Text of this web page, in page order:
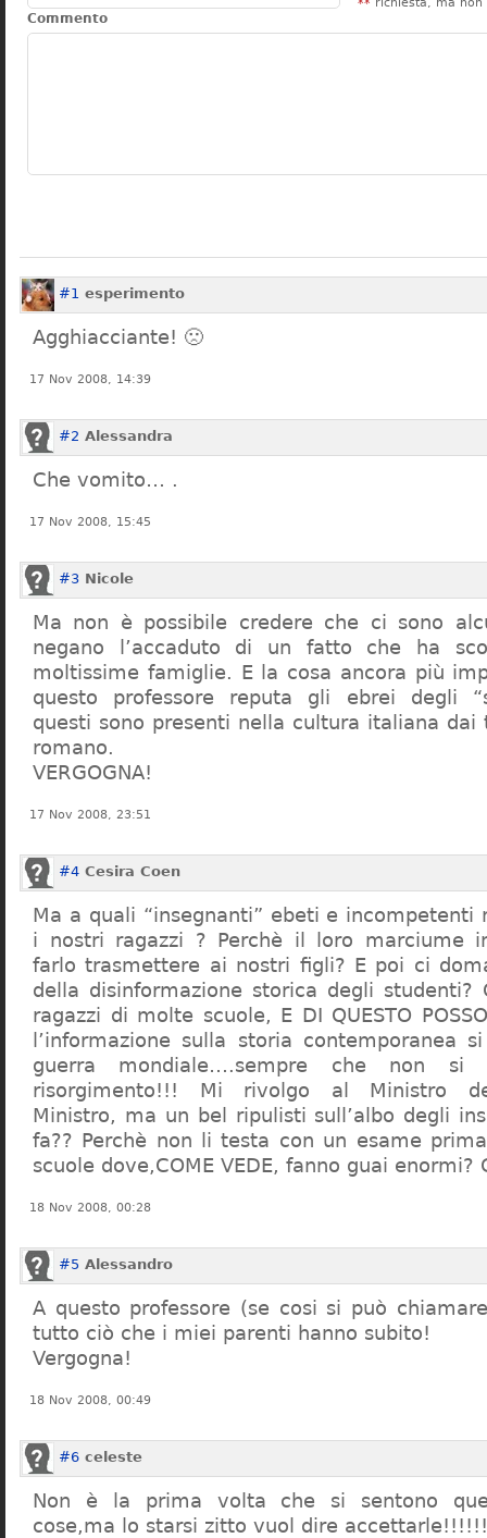
Commento
#1 esperimento
Agghiacciante! 🙁
17 Nov 2008, 14:39
#2 Alessandra
Che vomito… .
17 Nov 2008, 15:45
#3 Nicole
Ma non è possibile credere che ci sono
negano l’accaduto di un fatto che ha
moltissime famiglie. E la cosa ancora più
questo professore reputa gli ebrei degli
questi sono presenti nella cultura italiana dai
romano.
VERGOGNA!
17 Nov 2008, 23:51
#4 Cesira Coen
Ma a quali “insegnanti” ebeti e
i nostri ragazzi ? Perchè il loro marciume
farlo trasmettere ai nostri figli? E poi ci
della disinformazione storica degli
ragazzi di molte scuole, E DI QUESTO POSSO
l’informazione sulla storia contemporanea
guerra mondiale….sempre che non
risorgimento!!! Mi rivolgo al Ministro
Ministro, ma un bel ripulisti sull’albo degli
fa?? Perchè non li testa con un esame
scuole dove,COME VEDE, fanno guai enormi?
18 Nov 2008, 00:28
#5 Alessandro
A questo professore (se cosi si può
tutto ciò che i miei parenti hanno subito!
Vergogna!
18 Nov 2008, 00:49
#6 celeste
Non è la prima volta che si sentono
cose,ma lo starsi zitto vuol dire accettarle!!!!!!